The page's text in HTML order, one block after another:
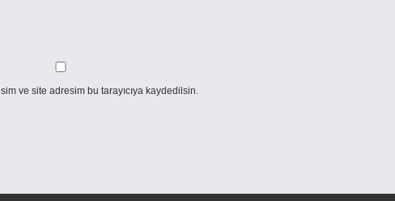
ve site adresim bu tarayıcıya kaydedilsin.